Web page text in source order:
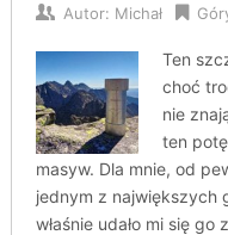
Autor: Michał
Ten
choć
nie
ten
masyw. Dla mnie, od
jednym z największych
właśnie udało mi się